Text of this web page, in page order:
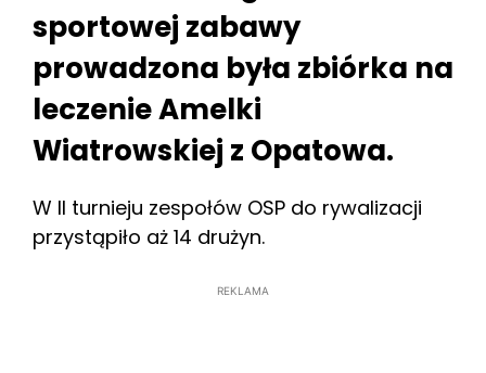
sportowej zabawy
prowadzona była zbiórka na
leczenie Amelki
Wiatrowskiej z Opatowa.
W II turnieju zespołów OSP do rywalizacji
przystąpiło aż 14 drużyn.
REKLAMA